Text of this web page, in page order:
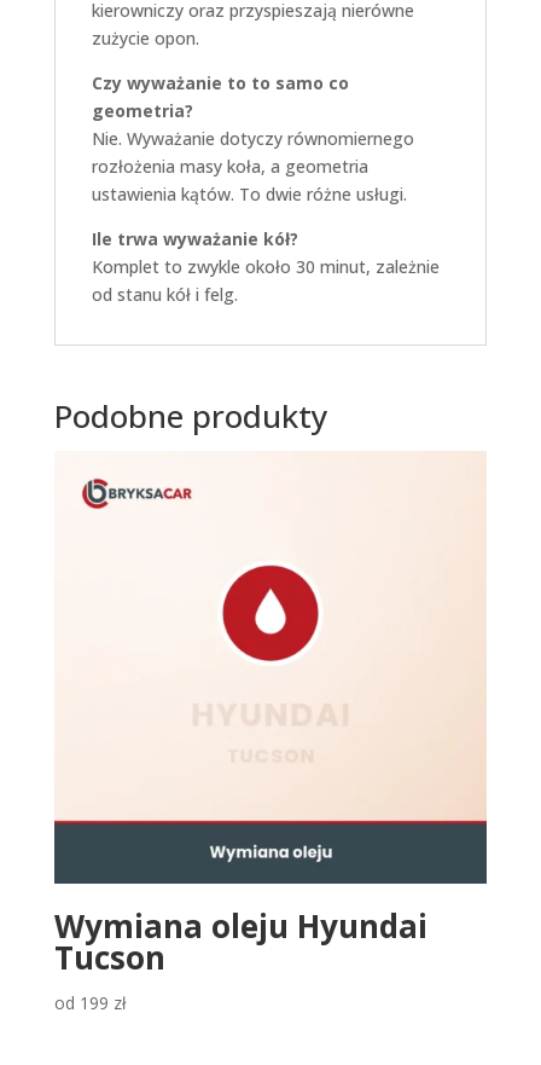
kierowniczy oraz przyspieszają nierówne
zużycie opon.
Czy wyważanie to to samo co
geometria?
Nie. Wyważanie dotyczy równomiernego
rozłożenia masy koła, a geometria
ustawienia kątów. To dwie różne usługi.
Ile trwa wyważanie kół?
Komplet to zwykle około 30 minut, zależnie
od stanu kół i felg.
Podobne produkty
Wymiana oleju Hyundai
Tucson
od 199 zł